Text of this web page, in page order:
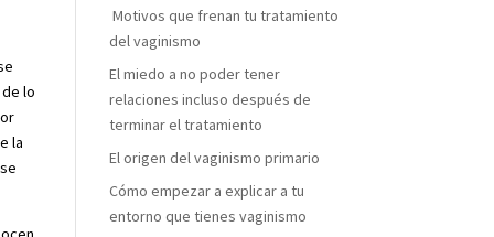
lo
la
Motivos que frenan tu tratamiento
del vaginismo
El miedo a no poder tener
relaciones incluso después de
terminar el tratamiento
El origen del vaginismo primario
Cómo empezar a explicar a tu
entorno que tienes vaginismo